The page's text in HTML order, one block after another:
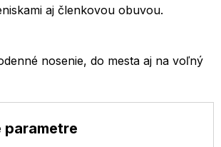
aj členkovou obuvou.
nosenie, do mesta aj na voľný
parametre